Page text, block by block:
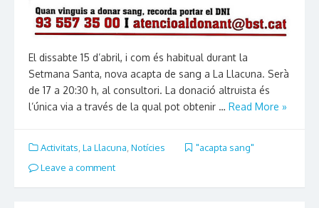
El dissabte 15 d’abril, i com és habitual durant la
Setmana Santa, nova acapta de sang a La Llacuna. Serà
de 17 a 20:30 h, al consultori. La donació altruista és
l’única via a través de la qual pot obtenir … Read More »
Activitats La Llacuna Notícies
"acapta sang"
Leave a comment